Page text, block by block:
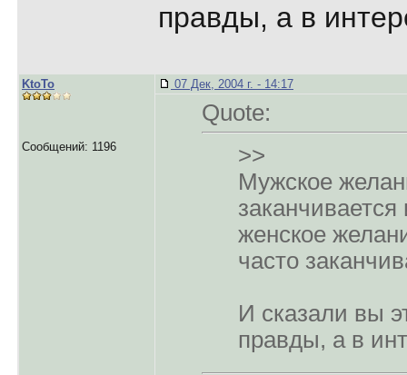
правды, а в
KtoTo
Сообщений: 1196
07 Дек, 2004 г. - 14:17
Quote:
>>
Мужское
женское
часто
И сказали вы
правды, а в